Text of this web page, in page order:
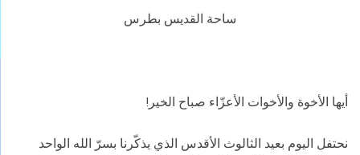
ساحة القديس بطرس
أيها الأخوة والأخوات الأعزّاء صباح الخير!
نحتفل اليوم بعيد الثالوث الأقدس الذي يذكّرنا بسرّ الله الواحد